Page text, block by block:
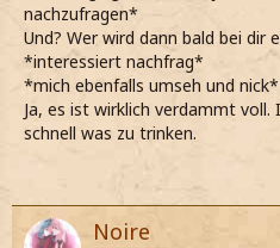
nachzufragen*
Und? Wer wird dann bald bei dir
*interessiert nachfrag*
*mich ebenfalls umseh und nick*
Ja, es ist wirklich verdammt
schnell was zu trinken.
Noire